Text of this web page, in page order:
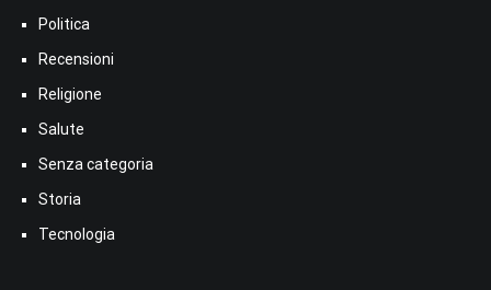
Politica
Recensioni
Religione
Salute
Senza categoria
Storia
Tecnologia